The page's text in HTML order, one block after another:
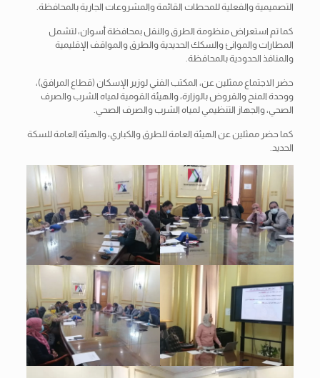
التصميمية والفعلية للمحطات القائمة والمشروعات الجارية بالمحافظة.
كما تم استعراض منظومة الطرق والنقل بمحافظة أسوان، لتشمل
المطارات والموانئ والسكك الحديدية والطرق والمواقف الإقليمية
والمنافذ الحدودية بالمحافظة.
حضر الاجتماع ممثلين عن، المكتب الفني لوزير الإسكان (قطاع المرافق)،
ووحدة المنح والقروض بالوزارة، والهيئة القومية لمياه الشرب والصرف
الصحي، والجهاز التنظيمي لمياه الشرب والصرف الصحي.
كما حضر ممثلين عن الهيئة العامة للطرق والكباري، والهيئة العامة للسكة
الحديد.